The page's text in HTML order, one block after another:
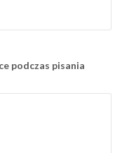
podczas pisania